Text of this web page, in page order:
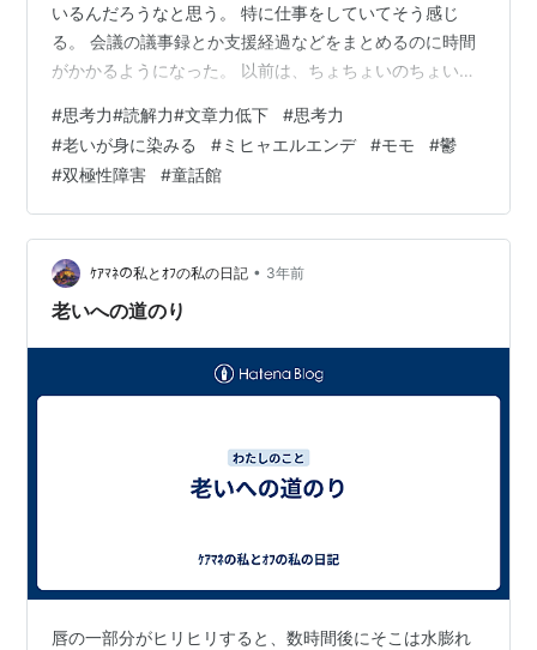
いるんだろうなと思う。 特に仕事をしていてそう感じ
る。 会議の議事録とか支援経過などをまとめるのに時間
がかかるようになった。 以前は、ちょちょいのちょいだ
字・脱字が増えた。 それだけだったらまだいい。誤字に
も脱字に気が付かない。 ちゃんと見直しをしているのに
間違いを発見できないのだ😢 見え方自体にも問題がある
のだろうか？ 色んな事の処理能力が落ちてきているなと
思う。 がっかりだよね・・こういうの😢 でも、しょうが
ない。嘆いてばかりもいられ…
#思考力#読解力#文章力低下 #思考力
#老いが身に染みる #ミヒャエルエンデ #モモ #鬱
#双極性障害 #童話館
ｹｱﾏﾈの私とｵﾌの私の日記 • 3年前
老いへの道のり
唇の一部分がヒリヒリすると、数時間後にそこは水膨れ